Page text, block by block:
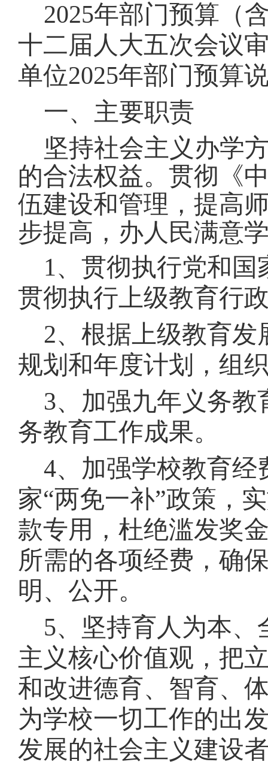
2025年部门预算（
十二届人大五次会议
单位2025年部门预算
一、主要职责
坚持社会主义办学
的合法权益。贯彻《
伍建设和管理，提高
步提高，办人民满意
1、贯彻执行党和
贯彻执行上级教育行
2、根据上级教育
规划和年度计划，组
3、加强九年义务
务教育工作成果。
4、加强学校教育
家“两免一补”政策，
款专用，杜绝滥发奖
所需的各项经费，确
明、公开。
5、坚持育人为本
主义核心价值观，把
和改进德育、智育、
为学校一切工作的出
发展的社会主义建设